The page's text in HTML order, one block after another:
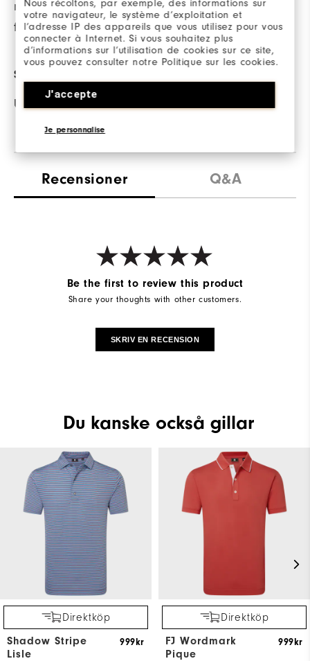
Nous récoltons, par exemple, des informations sur
votre navigateur, le système d’exploitation et
l’adresse IP des appareils que vous utilisez pour vous
connecter à Internet. Si vous souhaitez plus
d’informations sur l’utilisation de cookies sur ce site,
vous pouvez consulter notre Politique sur les cookies.
J'accepte
Je personnalise
när plagget utsätts
för fukt.
SOLSKYDD
UPF 30 solskydd
Recensioner Q&A
Be the first to review this product
Share your thoughts with other customers.
SKRIV EN RECENSION
Du kanske också gillar
Direktköp
Shadow Stripe
Lisle
999kr
Direktköp
FJ Wordmark
Pique
999kr